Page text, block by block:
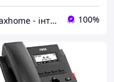
Maxhome - інтернет магазин 100%